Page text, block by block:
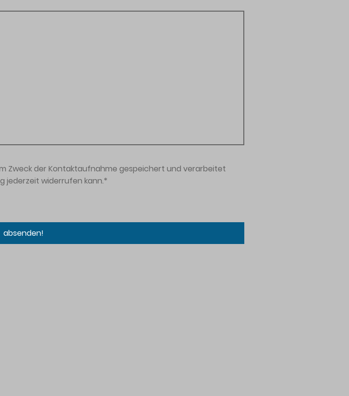
Zweck der Kontaktaufnahme gespeichert und verarbeitet
jederzeit widerrufen kann.*
absenden!